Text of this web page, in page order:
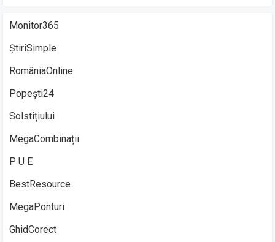
Monitor365
ȘtiriSimple
RomâniaOnline
Popești24
Solstițiului
MegaCombinații
P U E
BestResource
MegaPonturi
GhidCorect